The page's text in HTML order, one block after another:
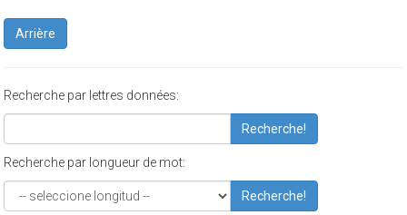
Arrière
Recherche par lettres données:
Recherche!
Recherche par longueur de mot:
Recherche!